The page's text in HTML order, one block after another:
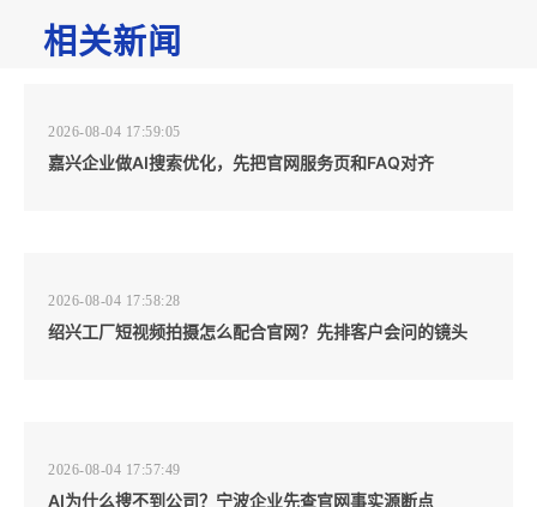
相关新闻
2026-08-04 17:59:05
嘉兴企业做AI搜索优化，先把官网服务页和FAQ对齐
2026-08-04 17:58:28
绍兴工厂短视频拍摄怎么配合官网？先排客户会问的镜头
2026-08-04 17:57:49
AI为什么搜不到公司？宁波企业先查官网事实源断点